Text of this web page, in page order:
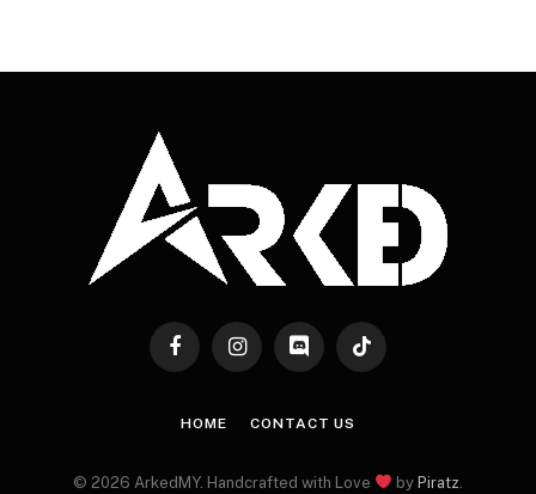
FacebookInstagramDiscord TikTok
HOME CONTACT US
© 2026 ArkedMY. Handcrafted with Love by Piratz.